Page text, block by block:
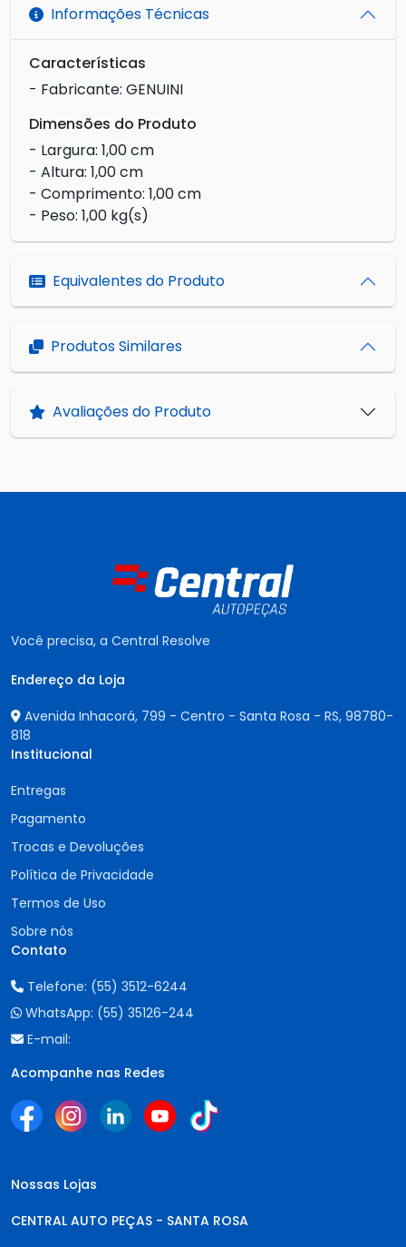
Informações Técnicas
Características
- Fabricante: GENUINI
Dimensões do Produto
- Largura: 1,00 cm
- Altura: 1,00 cm
- Comprimento: 1,00 cm
- Peso: 1,00 kg(s)
Equivalentes do Produto
Produtos Similares
Avaliações do Produto
Você precisa, a Central Resolve
Endereço da Loja
Avenida Inhacorá, 799 - Centro - Santa Rosa - RS, 98780-
818
Institucional
Entregas
Pagamento
Trocas e Devoluções
Política de Privacidade
Termos de Uso
Sobre nós
Contato
Telefone: (55) 3512-6244
WhatsApp: (55) 35126-244
E-mail:
Acompanhe nas Redes
Nossas Lojas
CENTRAL AUTO PEÇAS - SANTA ROSA